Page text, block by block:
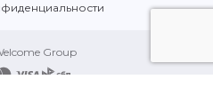
Group